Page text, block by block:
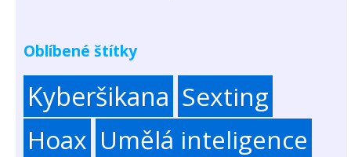
Oblíbené štítky
Kyberšikana Sexting
Hoax Umělá inteligence